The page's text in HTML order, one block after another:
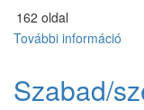
162 oldal
További információ
Szabad/